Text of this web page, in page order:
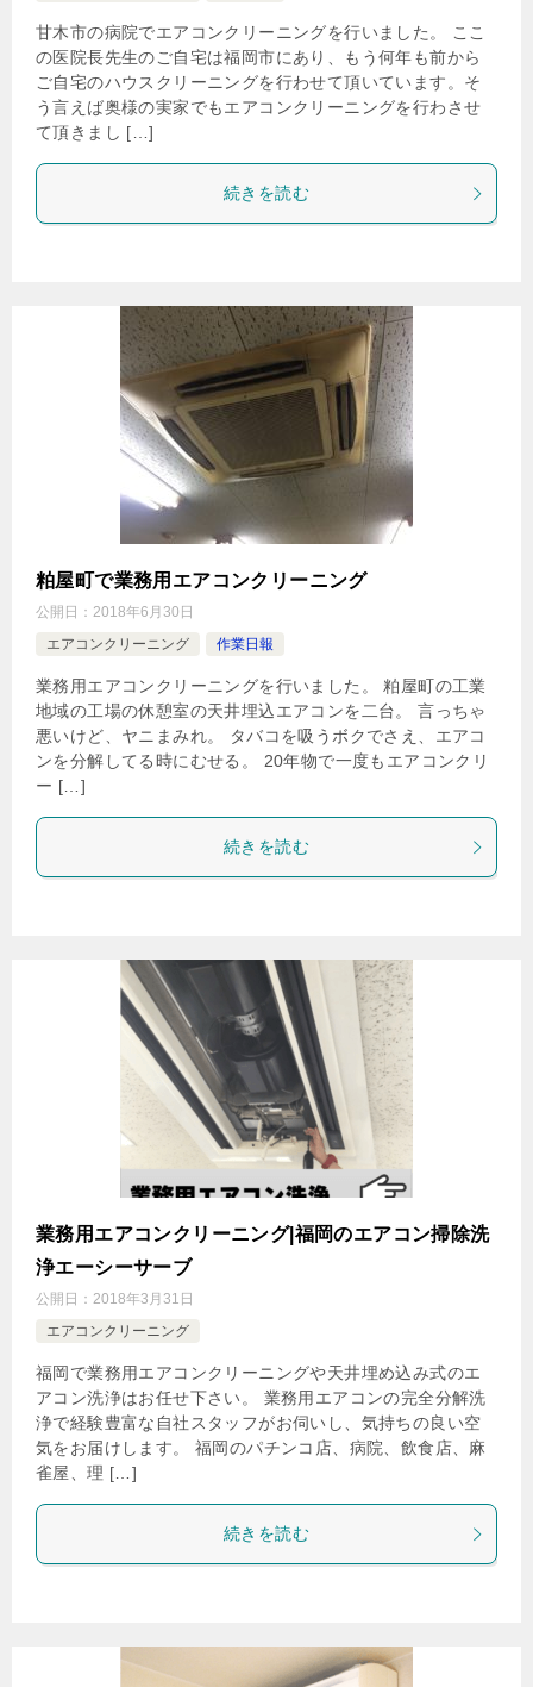
甘木市の病院でエアコンクリーニングを行いました。 ここ
の医院長先生のご自宅は福岡市にあり、もう何年も前から
ご自宅のハウスクリーニングを行わせて頂いています。そ
う言えば奥様の実家でもエアコンクリーニングを行わさせ
て頂きまし […]
続きを読む
粕屋町で業務用エアコンクリーニング
公開日： 2018年6月30日
エアコンクリーニング
作業日報
業務用エアコンクリーニングを行いました。 粕屋町の工業
地域の工場の休憩室の天井埋込エアコンを二台。 言っちゃ
悪いけど、ヤニまみれ。 タバコを吸うボクでさえ、エアコ
ンを分解してる時にむせる。 20年物で一度もエアコンクリ
ー […]
続きを読む
業務用エアコンクリーニング|福岡のエアコン掃除洗
浄エーシーサーブ
公開日： 2018年3月31日
エアコンクリーニング
福岡で業務用エアコンクリーニングや天井埋め込み式のエ
アコン洗浄はお任せ下さい。 業務用エアコンの完全分解洗
浄で経験豊富な自社スタッフがお伺いし、気持ちの良い空
気をお届けします。 福岡のパチンコ店、病院、飲食店、麻
雀屋、理 […]
続きを読む